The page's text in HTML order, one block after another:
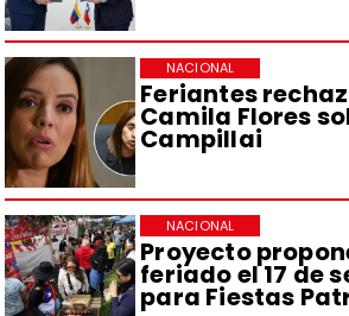
Feriantes
Camila Flores
Campillai
NACIONAL
Proyecto
feriado el 17 de
para Fiestas
NACIONAL